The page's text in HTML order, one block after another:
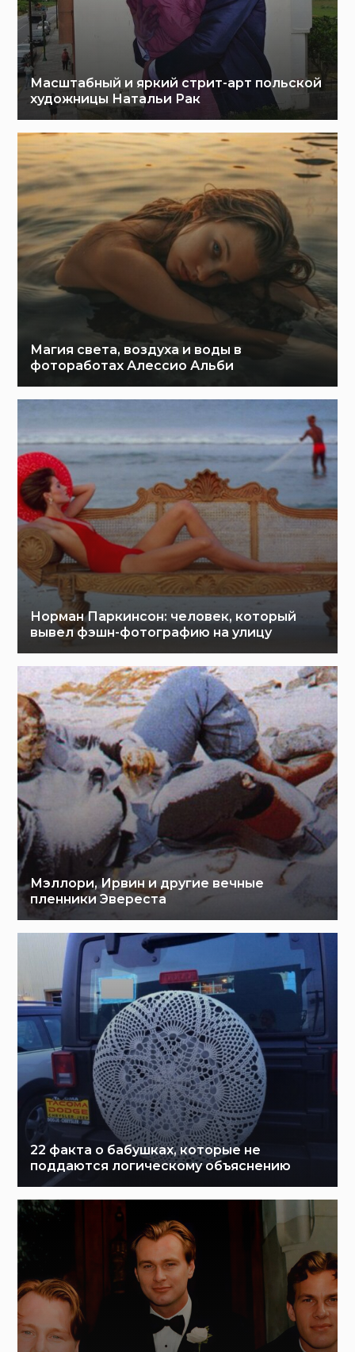
Масштабный и яркий стрит-арт польской
художницы Натальи Рак
Магия света, воздуха и воды в
фотоработах Алессио Альби
Норман Паркинсон: человек, который
вывел фэшн-фотографию на улицу
Мэллори, Ирвин и другие вечные
пленники Эвереста
22 факта о бабушках, которые не
поддаются логическому объяснению